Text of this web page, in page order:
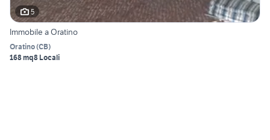
5
Immobile a Oratino
Oratino(CB)
168 mq8 Locali